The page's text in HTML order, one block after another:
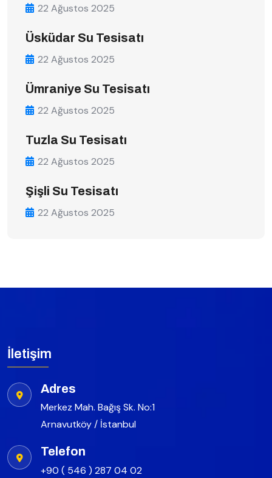
22 Ağustos 2025
Üsküdar Su Tesisatı
22 Ağustos 2025
Ümraniye Su Tesisatı
22 Ağustos 2025
Tuzla Su Tesisatı
22 Ağustos 2025
Şişli Su Tesisatı
22 Ağustos 2025
İletişim
Adres
Merkez Mah. Bağış Sk. No:1
Arnavutköy / İstanbul
Telefon
+90 ( 546 ) 287 04 02